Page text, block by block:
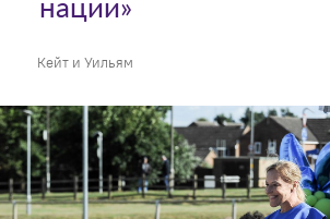
Кейт и Уильям
нации»